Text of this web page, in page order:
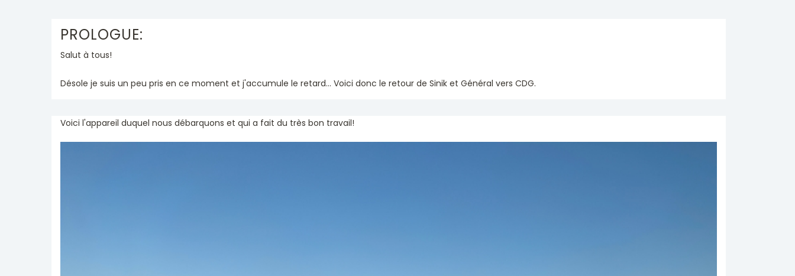
PROLOGUE:
Salut à tous!
Désole je suis un peu pris en ce moment et j'accumule le retard... Voici donc le retour de Sinik et Général vers CDG.
Voici l'appareil duquel nous débarquons et qui a fait du très bon travail!